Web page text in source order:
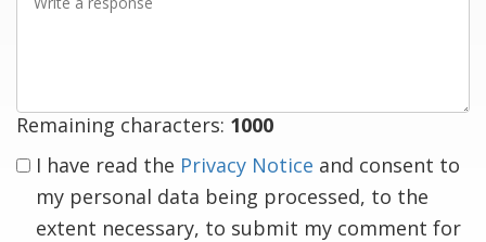
Remaining characters: 1000
I have read the Privacy Notice and consent to
my personal data being processed, to the
extent necessary, to submit my comment for